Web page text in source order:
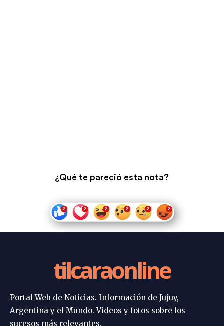
¿Qué te pareció esta nota?
tilcaraonline
Portal Web de Noticias. Información de Jujuy,
Argentina y el Mundo. Videos y fotos sobre los
sucesos más relevantes.